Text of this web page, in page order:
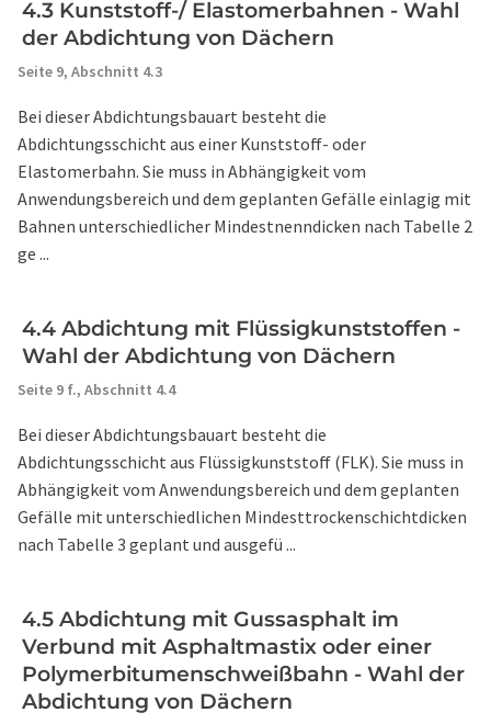
4.3 Kunststoff-/ Elastomerbahnen - Wahl
der Abdichtung von Dächern
Seite 9, Abschnitt 4.3
Bei dieser Abdichtungsbauart besteht die
Abdichtungsschicht aus einer Kunststoff- oder
Elastomerbahn. Sie muss in Abhängigkeit vom
Anwendungsbereich und dem geplanten Gefälle einlagig mit
Bahnen unterschiedlicher Mindestnenndicken nach Tabelle 2
ge ...
4.4 Abdichtung mit Flüssigkunststoffen -
Wahl der Abdichtung von Dächern
Seite 9 f., Abschnitt 4.4
Bei dieser Abdichtungsbauart besteht die
Abdichtungsschicht aus Flüssigkunststoff (FLK). Sie muss in
Abhängigkeit vom Anwendungsbereich und dem geplanten
Gefälle mit unterschiedlichen Mindesttrockenschichtdicken
nach Tabelle 3 geplant und ausgefü ...
4.5 Abdichtung mit Gussasphalt im
Verbund mit Asphaltmastix oder einer
Polymerbitumenschweißbahn - Wahl der
Abdichtung von Dächern